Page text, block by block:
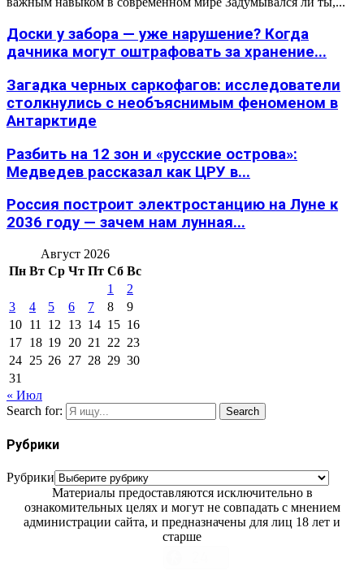
Доски у забора — уже нарушение? Когда
дачника могут оштрафовать за хранение...
Загадка черных саркофагов: исследователи
столкнулись с необъяснимым феноменом в
Антарктиде
Разбить на 12 зон и «русские острова»:
Медведев рассказал как ЦРУ в...
Россия построит электростанцию на Луне к
2036 году — зачем нам лунная...
Август 2026
Пн Вт Ср Чт Пт Сб Вс
1
2
3
4 5 6 7 8
9
10 11 12 13 14 15 16
17 18 19 20 21 22 23
24 25 26 27 28 29 30
31
« Июл
Search for:
Search
Рубрики
Рубрики
Материалы предоставляются исключительно в
ознакомительных целях и могут не совпадать с мнением
администрации сайта, и предназначены для лиц 18 лет и
старше